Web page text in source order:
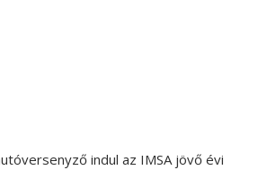
indul az IMSA jövő évi